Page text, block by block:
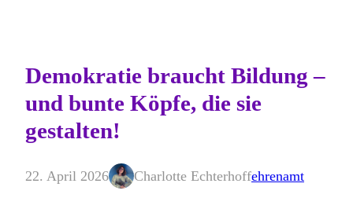
Demokratie braucht Bildung –
und bunte Köpfe, die sie
gestalten!
22. April 2026 Charlotte Echterhoffehrenamt